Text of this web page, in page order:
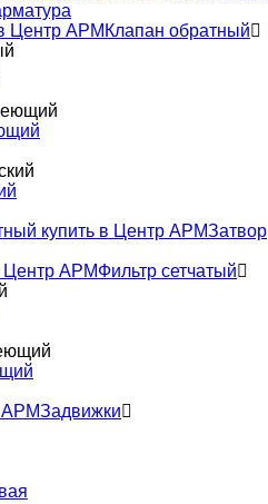
Клапан обратный
Затвор
Фильтр сетчатый
Задвижки